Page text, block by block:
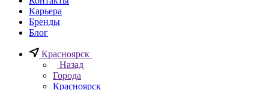
Карьера
Бренды
Блог
Красноярск
Назад
Города
Красноярск